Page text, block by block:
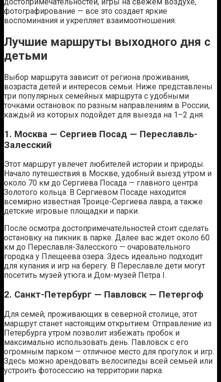
фотографирование — все это создает яркие
воспоминания и укрепляет взаимоотношения.
Лучшие маршруты выходного дня с
детьми
Выбор маршрута зависит от региона проживания,
возраста детей и интересов семьи. Ниже представлены
три популярных семейных маршрута с удобными
точками остановок по разным направлениям в России,
каждый из которых подойдет для выезда на 1–2 дня.
1. Москва — Сергиев Посад — Переславль-
Залесский
Этот маршрут увлечет любителей истории и природы.
Начало путешествия в Москве, удобный выезд утром и
около 70 км до Сергиева Посада — главного центра
Золотого кольца. В Сергиевом Посаде находится
всемирно известная Троице-Сергиева лавра, а также
детские игровые площадки и парки.
После осмотра достопримечательностей стоит сделать
остановку на пикник в парке. Далее вас ждет около 60
км до Переславля-Залесского — очаровательного
городка у Плещеева озера. Здесь идеально подходит
для купания и игр на берегу. В Переславле дети могут
посетить музей утюга и Дом-музей Петра I.
2. Санкт-Петербург — Павловск — Петергоф
Для семей, проживающих в северной столице, этот
маршрут станет настоящим открытием. Отправление из
Петербурга утром позволит избежать пробок и
максимально использовать день. Павловск с его
огромным парком — отличное место для прогулок и игр.
Здесь можно арендовать велосипеды всей семьей или
устроить фотосессию на территории парка.